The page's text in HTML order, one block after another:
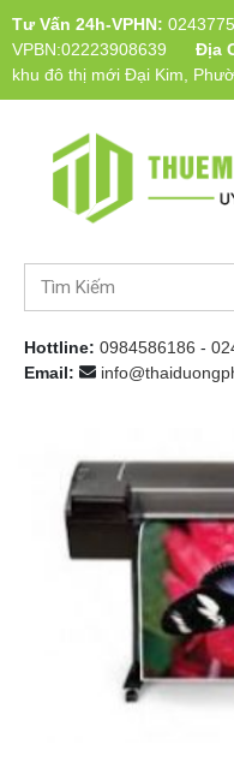
Tư Vấn 24h-VPHN:
VPBN:02223908639
Địa
khu đô thị mới Đại Kim,
Hottline: 0984586186 -
Email: